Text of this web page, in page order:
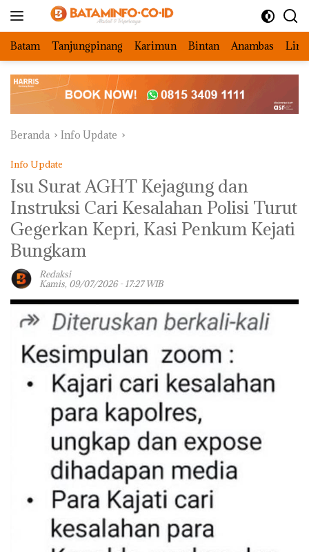
Batam Tanjungpinang Karimun Bintan Anambas
Beranda Info Update
Info Update
Isu Surat AGHT Kejagung dan
Instruksi Cari Kesalahan Polisi Turut
Gegerkan Kepri, Kasi Penkum Kejati
Bungkam
Redaksi
Kamis, 09/07/2026 - 17:27 WIB